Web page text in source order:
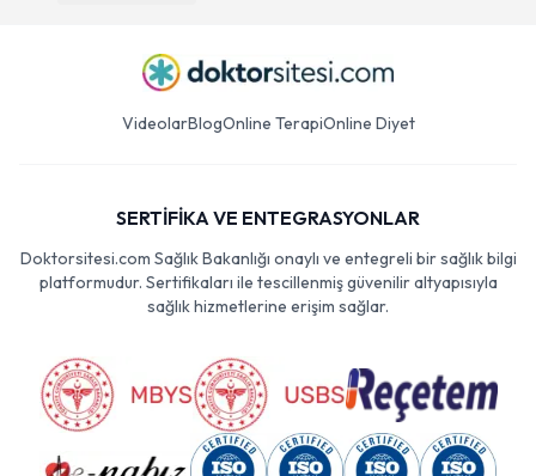
VideolarBlogOnline TerapiOnline Diyet
SERTİFİKA VE ENTEGRASYONLAR
Doktorsitesi.com Sağlık Bakanlığı onaylı ve entegreli bir sağlık bilgi
platformudur. Sertifikaları ile tescillenmiş güvenilir altyapısıyla
sağlık hizmetlerine erişim sağlar.